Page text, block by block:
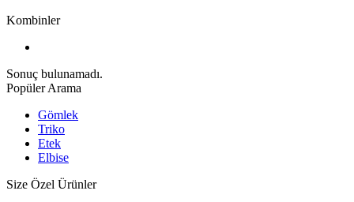
Kombinler
Sonuç bulunamadı.
Popüler Arama
Gömlek
Triko
Etek
Elbise
Size Özel Ürünler